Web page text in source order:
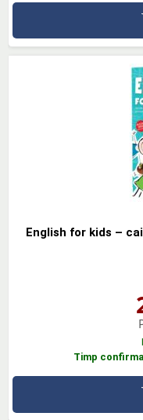
English for kids –
Timp